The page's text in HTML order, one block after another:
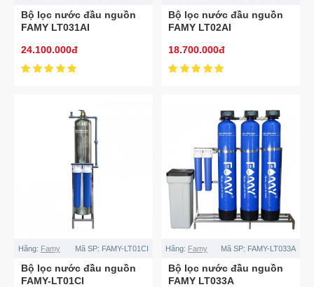
Bộ lọc nước đầu nguồn
FAMY LT031AI
24.100.000đ
Bộ lọc nước đầu nguồn
FAMY LT02AI
18.700.000đ
Hãng: Famy Mã SP: FAMY-LT01CI
Bộ lọc nước đầu nguồn
FAMY-LT01CI
Hãng: Famy Mã SP: FAMY-LT033A
Bộ lọc nước đầu nguồn
FAMY LT033A